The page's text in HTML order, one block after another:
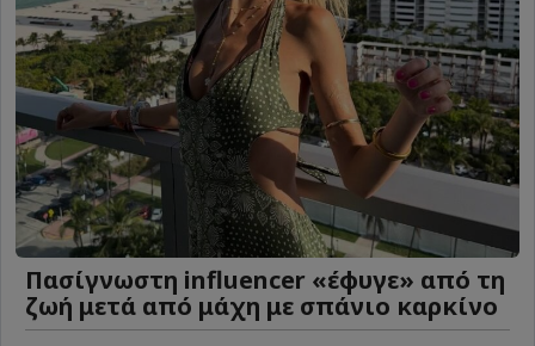
Πασίγνωστη influencer «έφυγε» από τη
ζωή μετά από μάχη με σπάνιο καρκίνο